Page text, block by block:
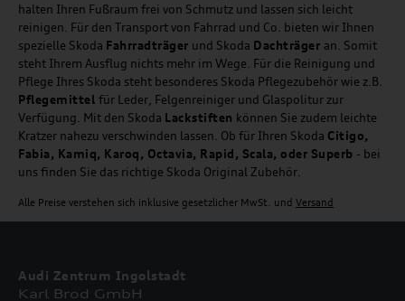
halten Ihren Fußraum frei von Schmutz und lassen sich leicht
reinigen. Für den Transport von Fahrrad und Co. bieten wir Ihnen
spezielle Skoda Fahrradträger und Skoda Dachträger an. Somit
steht Ihrem Ausflug nichts mehr im Wege. Für die Reinigung und
Pflege Ihres Skoda steht besonderes Skoda Pflegezubehör wie z.B.
Pflegemittel für Leder, Felgenreiniger und Glaspolitur zur
Verfügung. Mit den Skoda Lackstiften können Sie zudem leichte
Kratzer nahezu verschwinden lassen. Ob für Ihren Skoda Citigo,
Fabia, Kamiq, Karoq, Octavia, Rapid, Scala, oder Superb - bei
uns finden Sie das richtige Skoda Original Zubehör.
Alle Preise verstehen sich inklusive gesetzlicher MwSt. und Versand
Audi Zentrum Ingolstadt
Karl Brod GmbH